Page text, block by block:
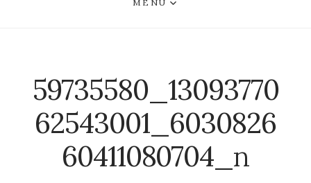
MENU
59735580_13093770
62543001_6030826
60411080704_n